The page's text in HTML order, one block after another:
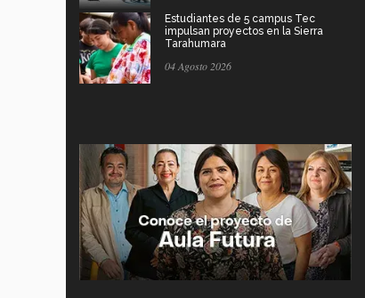
Estudiantes de 5 campus Tec
impulsan proyectos en la Sierra
Tarahumara
04 Agosto 2026